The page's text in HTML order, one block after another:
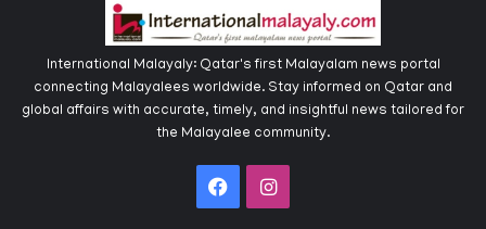
International Malayaly: Qatar's first Malayalam news portal
connecting Malayalees worldwide. Stay informed on Qatar and
global affairs with accurate, timely, and insightful news tailored for
the Malayalee community.
FacebookInstagram